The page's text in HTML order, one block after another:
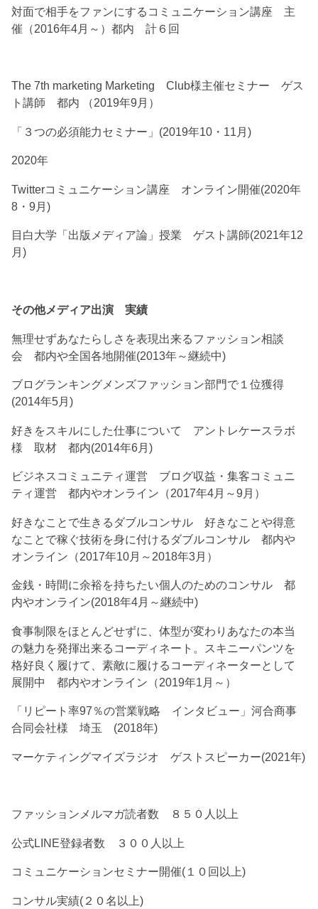
対面で相手をファンにするコミュニケーション講座 主
催（2016年4月～）都内 計６回
The 7th marketing Marketing Club様主催セミナー ゲス
ト講師 都内 （2019年9月）
「３つの必須能力セミナー」(2019年10・11月)
2020年
Twitterコミュニケーション講座 オンライン開催(2020年
8・9月)
目白大学「出版メディア論」授業 ゲスト講師(2021年12
月)
その他メディア出演 実績
無理せずあなたらしさを表現出来るファッション相談
会 都内や全国各地開催(2013年～継続中)
ブログランキングメンズファッション部門で１位獲得
(2014年5月)
好きをスキルにした仕事について アントレケースラボ
様 取材 都内(2014年6月)
ビジネスコミュニティ運営 ブログ収益・集客コミュニ
ティ運営 都内やオンライン（2017年4月～9月）
好きなことで生きるダブルコンサル 好きなことや得意
なことで稼ぐ技術を身に付けるダブルコンサル 都内や
オンライン（2017年10月～2018年3月）
金銭・時間に余裕を持ちたい個人のためのコンサル 都
内やオンライン(2018年4月～継続中)
食事制限をほとんどせずに、体型が変わりあなたの本当
の魅力を発揮出来るコーディネート。スキニーパンツを
格好良く履けて、素敵に履けるコーディネーターとして
展開中 都内やオンライン（2019年1月～）
「リピート率97％の営業戦略 インタビュー」河合商事
合同会社様 埼玉 (2018年)
マーケティングマイズラジオ ゲストスピーカー(2021年)
ファッションメルマガ読者数 ８５０人以上
公式LINE登録者数 ３００人以上
コミュニケーションセミナー開催(１０回以上)
コンサル実績(２０名以上)